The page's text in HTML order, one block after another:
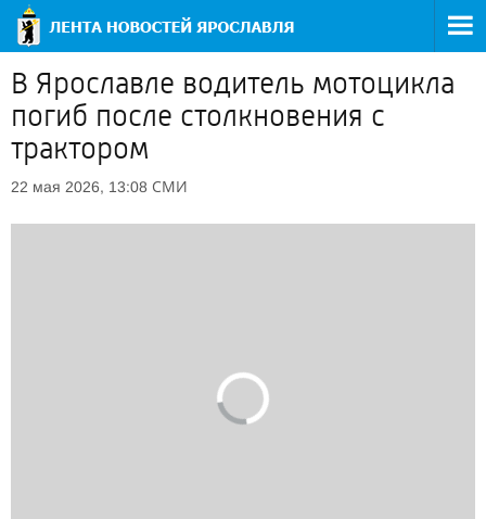
В Ярославле водитель мотоцикла
погиб после столкновения с
трактором
22 мая 2026, 13:08 СМИ